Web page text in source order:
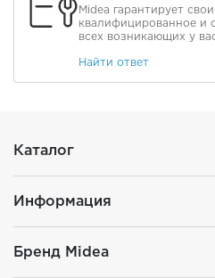
Midea гарантирует
квалифицированное и
всех возникающих у
Найти ответ
Каталог
Информация
Бренд Midea